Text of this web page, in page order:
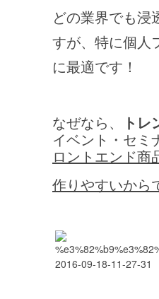
どの業界でも浸
すが、特に個人
に最適です！
なぜなら、 トレ
イベント・セミ
ロントエンド商
作りやすいから